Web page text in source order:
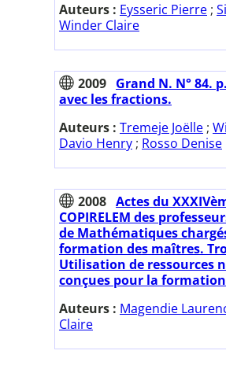
Auteurs : Eysseric Pierre ;
Winder Claire
2009 Grand N. N° 84.
avec les fractions.
Auteurs : Tremeje Joëlle ;
Davio Henry ; Rosso Denise
2008 Actes du
COPIRELEM des
de Mathématiques
formation des maîtres.
Utilisation de ressources
conçues pour la
Auteurs : Magendie
Claire